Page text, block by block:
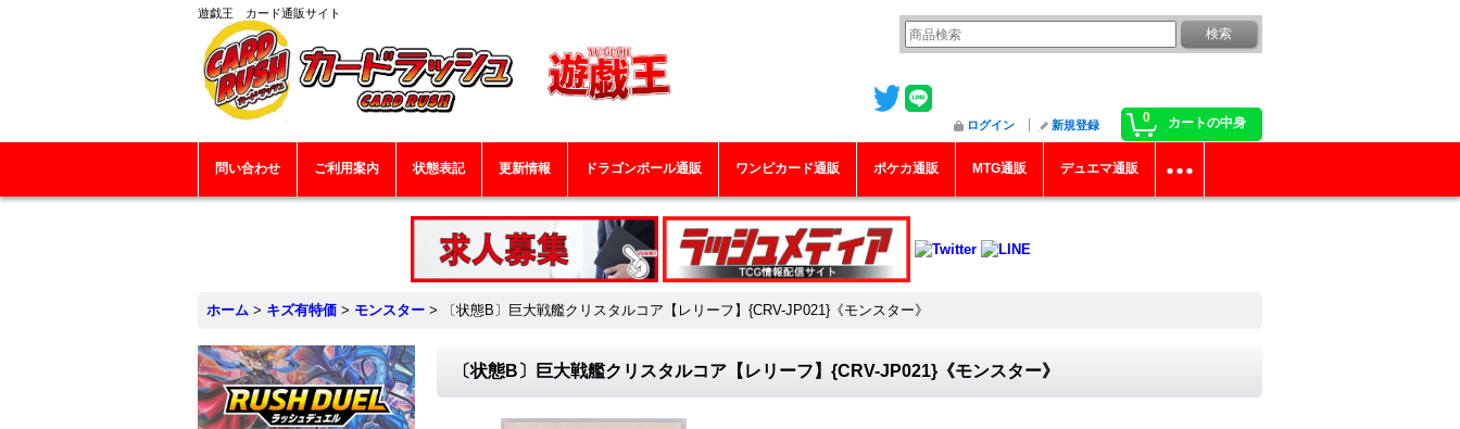
遊戯王 カード通販サイト
0 カートの中身
ログイン 新規登録
問い合わせ ご利用案内 状態表記 更新情報 ドラゴンボール通販 ワンピカード通販 ポケカ通販 MTG通販 デュエマ通販
ホーム > キズ有特価 > モンスター > 〔状態B〕巨大戦艦クリスタルコア【レリーフ】{CRV-JP021}《モンスター》
〔状態B〕巨大戦艦クリスタルコア【レリーフ】{CRV-JP021}《モンスター》